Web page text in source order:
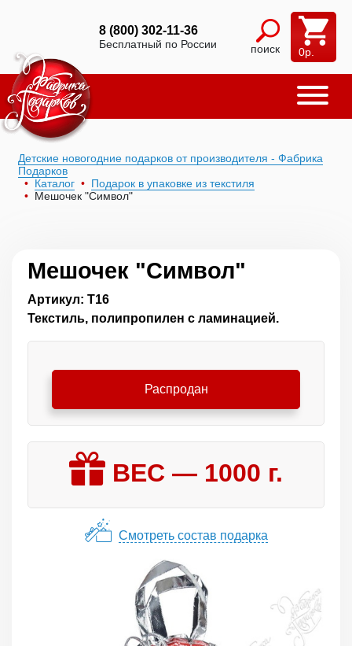
8 (800) 302-11-36
Бесплатный по России поиск 0р.
Детские новогодние подарков от производителя - Фабрика
Подарков
Каталог
Подарок в упаковке из текстиля
Мешочек "Символ"
Мешочек "Символ"
Артикул: Т16
Текстиль, полипропилен с ламинацией.
Распродан
ВЕС — 1000 г.
Смотреть состав подарка